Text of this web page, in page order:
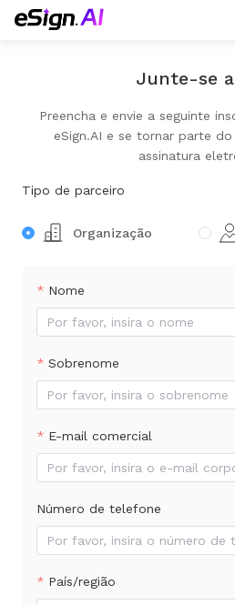
Junte-se
Preencha e envie a seguinte
eSign.AI e se tornar parte
assinatura
Tipo de parceiro
Organização
Nome
Sobrenome
E-mail comercial
Número de telefone
País/região